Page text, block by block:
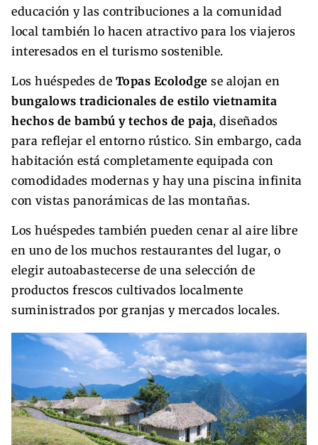
educación y las contribuciones a la comunidad
local también lo hacen atractivo para los viajeros
interesados en el turismo sostenible.
Los huéspedes de Topas Ecolodge se alojan en
bungalows tradicionales de estilo vietnamita
hechos de bambú y techos de paja, diseñados
para reflejar el entorno rústico. Sin embargo, cada
habitación está completamente equipada con
comodidades modernas y hay una piscina infinita
con vistas panorámicas de las montañas.
Los huéspedes también pueden cenar al aire libre
en uno de los muchos restaurantes del lugar, o
elegir autoabastecerse de una selección de
productos frescos cultivados localmente
suministrados por granjas y mercados locales.